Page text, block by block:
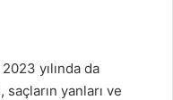
yılında da
yanları ve